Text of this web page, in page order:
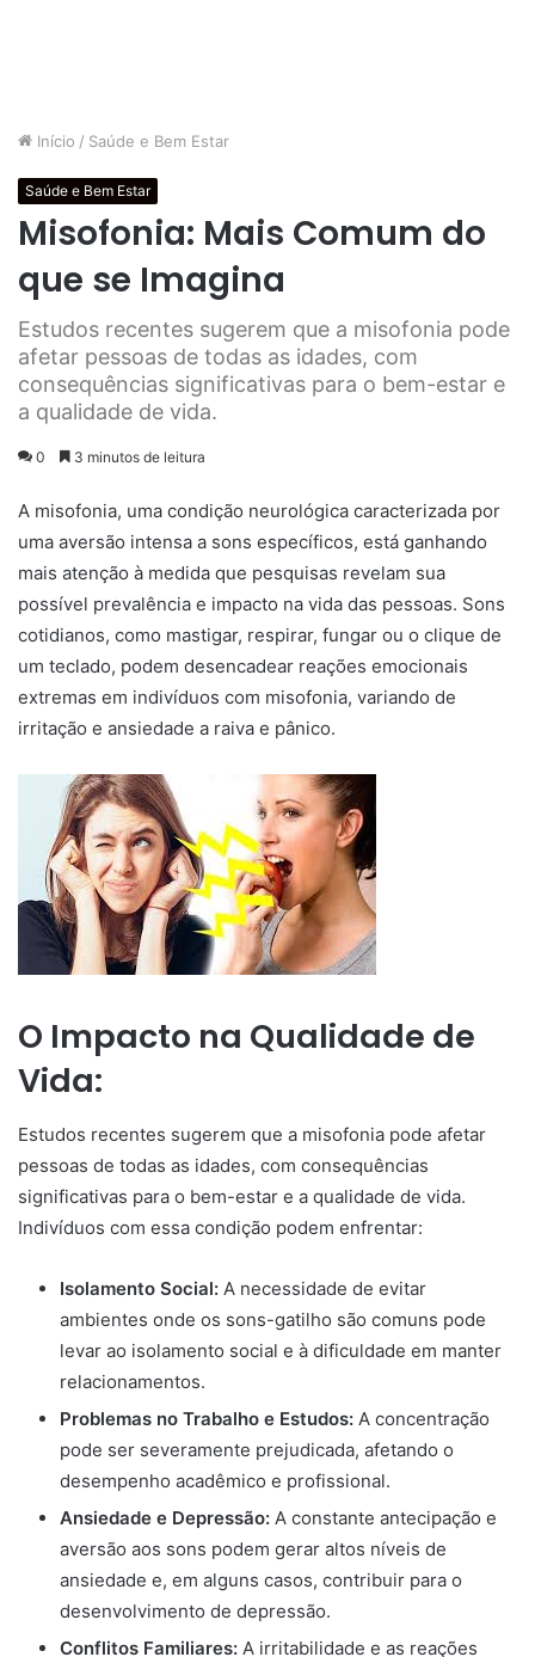
Início / Saúde e Bem Estar
Saúde e Bem Estar
Misofonia: Mais Comum do
que se Imagina
Estudos recentes sugerem que a misofonia pode
afetar pessoas de todas as idades, com
consequências significativas para o bem-estar e
a qualidade de vida.
0 3 minutos de leitura
A misofonia, uma condição neurológica caracterizada por
uma aversão intensa a sons específicos, está ganhando
mais atenção à medida que pesquisas revelam sua
possível prevalência e impacto na vida das pessoas. Sons
cotidianos, como mastigar, respirar, fungar ou o clique de
um teclado, podem desencadear reações emocionais
extremas em indivíduos com misofonia, variando de
irritação e ansiedade a raiva e pânico.
O Impacto na Qualidade de
Vida:
Estudos recentes sugerem que a misofonia pode afetar
pessoas de todas as idades, com consequências
significativas para o bem-estar e a qualidade de vida.
Indivíduos com essa condição podem enfrentar:
Isolamento Social: A necessidade de evitar
ambientes onde os sons-gatilho são comuns pode
levar ao isolamento social e à dificuldade em manter
relacionamentos.
Problemas no Trabalho e Estudos: A concentração
pode ser severamente prejudicada, afetando o
desempenho acadêmico e profissional.
Ansiedade e Depressão: A constante antecipação e
aversão aos sons podem gerar altos níveis de
ansiedade e, em alguns casos, contribuir para o
desenvolvimento de depressão.
Conflitos Familiares: A irritabilidade e as reações